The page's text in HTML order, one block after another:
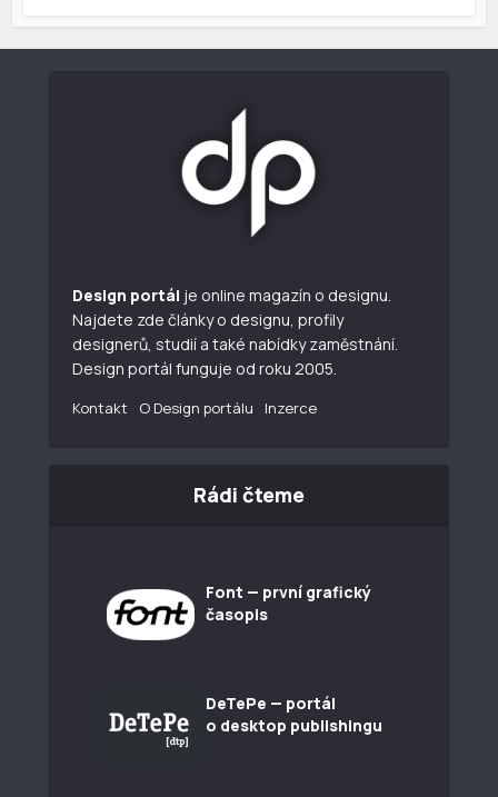
Design portál je online magazín o designu.
Najdete zde články o designu, profily
designerů, studií a také nabídky zaměstnání.
Design portál funguje od roku 2005.
Kontakt O Design portálu Inzerce
Rádi čteme
Font — první grafický
časopis
DeTePe — portál
o desktop publishingu